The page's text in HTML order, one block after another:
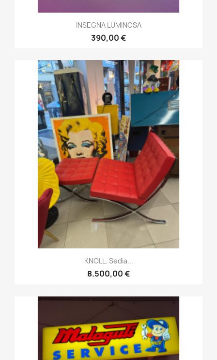
INSEGNA LUMINOSA
390,00 €
KNOLL. Sedia...
8.500,00 €